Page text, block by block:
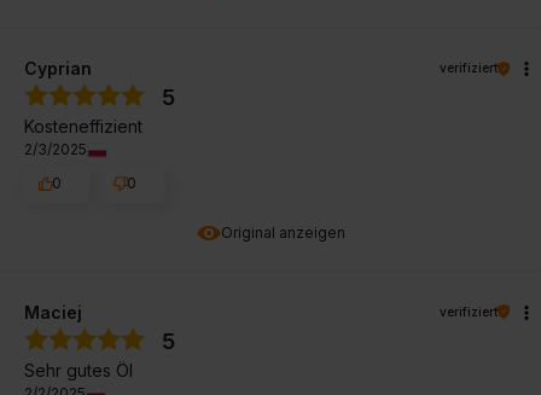
Original anzeigen
Cyprian verifiziert
5
Kosteneffizient
2/3/2025
0
0
Maciej verifiziert
5
Sehr gutes Öl